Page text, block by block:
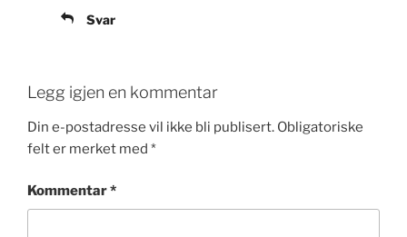
Svar
Legg igjen en kommentar
Din e-postadresse vil ikke bli publisert. Obligatoriske
felt er merket med *
Kommentar*